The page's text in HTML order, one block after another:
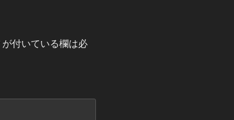
が付いている欄は必